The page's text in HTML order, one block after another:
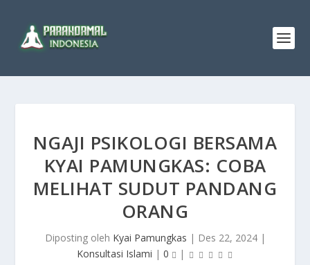
NGAJI PSIKOLOGI BERSAMA
KYAI PAMUNGKAS: COBA
MELIHAT SUDUT PANDANG
ORANG
Diposting oleh Kyai Pamungkas | Des 22, 2024|
Konsultasi Islami | 0 |